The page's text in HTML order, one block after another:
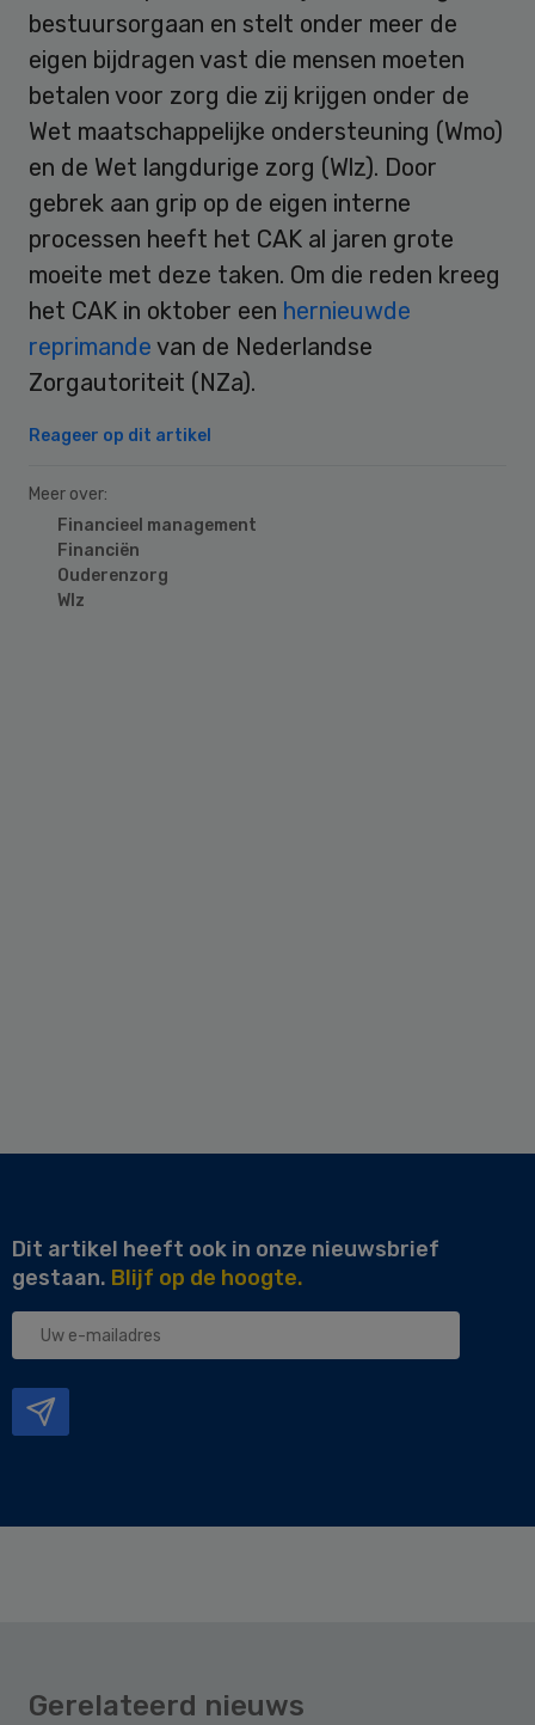
bestuursorgaan en stelt onder meer de
eigen bijdragen vast die mensen moeten
betalen voor zorg die zij krijgen onder de
Wet maatschappelijke ondersteuning (Wmo)
en de Wet langdurige zorg (Wlz). Door
gebrek aan grip op de eigen interne
processen heeft het CAK al jaren grote
moeite met deze taken. Om die reden kreeg
het CAK in oktober een hernieuwde
reprimande van de Nederlandse
Zorgautoriteit (NZa).
Reageer op dit artikel
Meer over:
Financieel management
Financiën
Ouderenzorg
Wlz
Dit artikel heeft ook in onze nieuwsbrief
gestaan. Blijf op de hoogte.
Uw
Gerelateerd nieuws